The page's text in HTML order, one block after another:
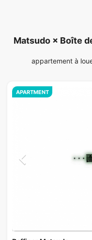
Matsudo × Boîte
appartement à
APARTMENT